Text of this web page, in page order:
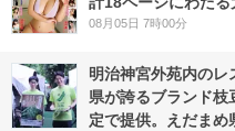
08月05日 7時00分
明治神宮外苑内のレ
県が誇るブランド枝
定で提供。えだまめ